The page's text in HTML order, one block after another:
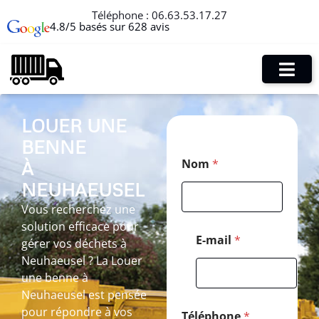
Téléphone : 06.63.53.17.27
4.8/5 basés sur 628 avis
LOUER UNE
BENNE
À
NEUHAEUSEL
Vous recherchez une
solution efficace pour
gérer vos déchets à
Neuhaeusel ? La Louer
une benne à
Neuhaeusel est pensée
pour répondre à vos
Nom *
E-mail *
m
a
i
l
T
é
l
é
p
h